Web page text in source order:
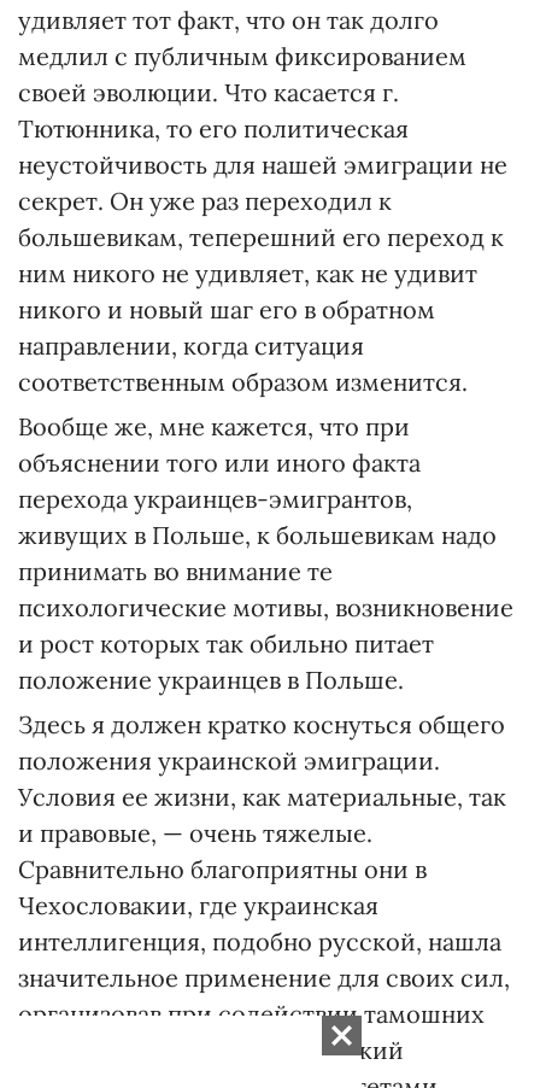
удивляет тот факт, что он так долго
медлил с публичным фиксированием
своей эволюции. Что касается г.
Тютюнника, то его политическая
неустойчивость для нашей эмиграции не
секрет. Он уже раз переходил к
большевикам, теперешний его переход к
ним никого не удивляет, как не удивит
никого и новый шаг его в обратном
направлении, когда ситуация
соответственным образом изменится.
Вообще же, мне кажется, что при
объяснении того или иного факта
перехода украинцев-эмигрантов,
живущих в Польше, к большевикам надо
принимать во внимание те
психологические мотивы, возникновение
и рост которых так обильно питает
положение украинцев в Польше.
Здесь я должен кратко коснуться общего
положения украинской эмиграции.
Условия ее жизни, как материальные, так
и правовые, — очень тяжелые.
Сравнительно благоприятны они в
Чехословакии, где украинская
интеллигенция, подобно русской, нашла
значительное применение для своих сил,
организовав при содействии тамошних
влиятельных кругов Украинский